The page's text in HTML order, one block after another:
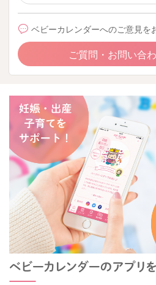
ベビーカレンダーへのご意見を
ご質問・お問い合